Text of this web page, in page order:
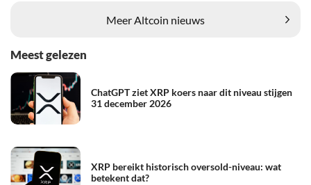
Meer Altcoin nieuws
Meest gelezen
ChatGPT ziet XRP koers naar dit niveau stijgen
31 december 2026
XRP bereikt historisch oversold-niveau: wat
betekent dat?